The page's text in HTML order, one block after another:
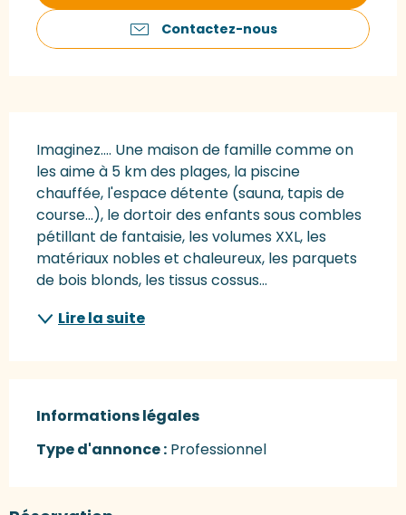
Contactez-nous
Imaginez.... Une maison de famille comme on
les aime à 5 km des plages, la piscine
chauffée, l'espace détente (sauna, tapis de
course...), le dortoir des enfants sous combles
pétillant de fantaisie, les volumes XXL, les
matériaux nobles et chaleureux, les parquets
de bois blonds, les tissus cossus...
Lire la suite
Informations légales
Informations légales
Type d'annonce : Professionnel